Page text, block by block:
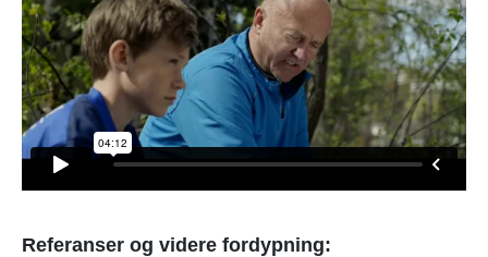
Referanser og videre fordypning: